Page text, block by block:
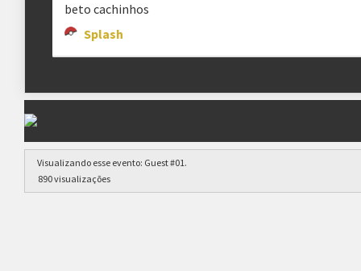
beto cachinhos
Splash
Visualizando esse evento: Guest #01.
890 visualizações